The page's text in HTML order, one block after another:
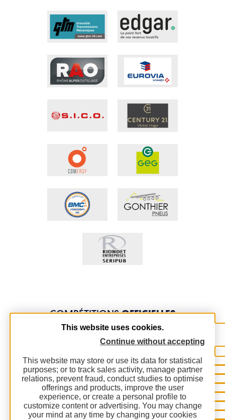
COMPÉTITIONSOFFICIELLES
This website uses cookies.
Continue without accepting
This website may store or use its data for statistical
purposes; or to track sales activity, manage partner
relations, prevent fraud, conduct studies to optimise
offerings and products, improve the user
experience, or create a personal profile to
customize content or advertising. You may change
your mind at any time by changing your cookies